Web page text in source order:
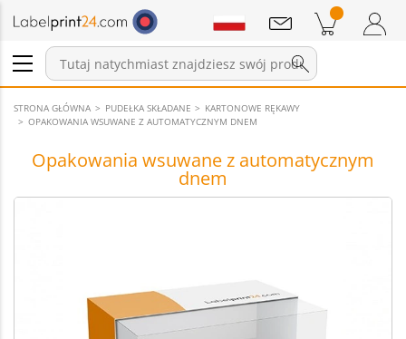
Zaloguj się / Zarejestruj
Pozycji w koszyku
Wiadomości
STRONA GŁÓWNA PUDEŁKA SKŁADANE
KARTONOWE RĘKAWY
OPAKOWANIA WSUWANE Z AUTOMATYCZNYM DNEM
Opakowania wsuwane z automatycznym
dnem